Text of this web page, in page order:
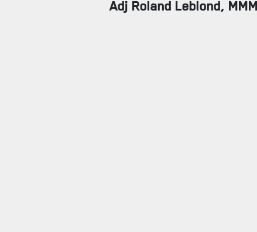
Adj Roland Leblond,